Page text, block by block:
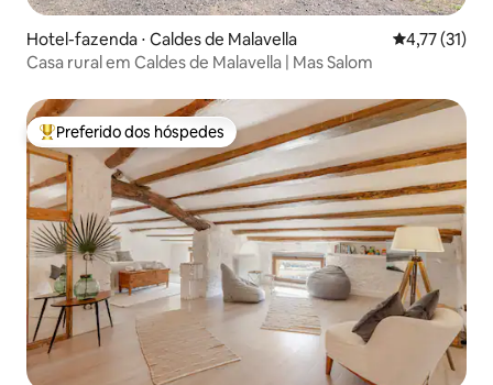
Hotel-fazenda ⋅ Caldes de Malavella 4,77 de uma
4,77 (31)
Casa rural em Caldes de Malavella | Mas Salom
Entre os melhores preferidos dos hóspedes
Preferido dos hóspedes